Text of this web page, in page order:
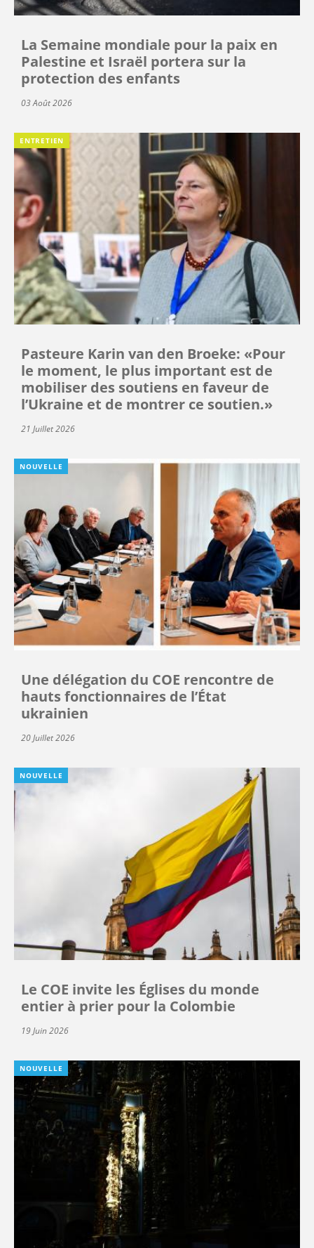
La Semaine mondiale pour la paix en
Palestine et Israël portera sur la
protection des enfants
03 Août 2026
ENTRETIEN
Pasteure Karin van den Broeke: «Pour
le moment, le plus important est de
mobiliser des soutiens en faveur de
l’Ukraine et de montrer ce soutien.»
21 Juillet 2026
NOUVELLE
Une délégation du COE rencontre de
hauts fonctionnaires de l’État
ukrainien
20 Juillet 2026
NOUVELLE
Le COE invite les Églises du monde
entier à prier pour la Colombie
19 Juin 2026
NOUVELLE